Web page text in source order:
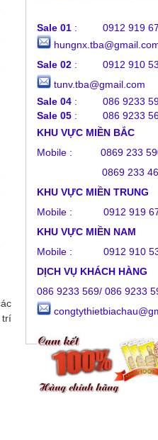
trí
Sale 01 : 0912 919 679
Sale 02 : 0912 910
tunv.tba@gmail.com
Sale 04 : 086 9233
Sale 05 : 086 9233
KHU VỰC MIỀN BẮC
Mobile : 0869 233
0869 233
KHU VỰC MIỀN TRUNG
Mobile : 0912 919
KHU VỰC MIỀN NAM
Mobile : 0912 910
DỊCH VỤ KHÁCH HÀNG
086 9233 569/ 086 9233